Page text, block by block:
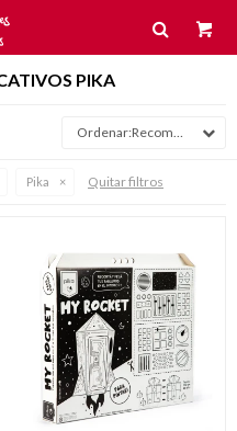
PIKA
Recomendados
Pika Quitar filtros